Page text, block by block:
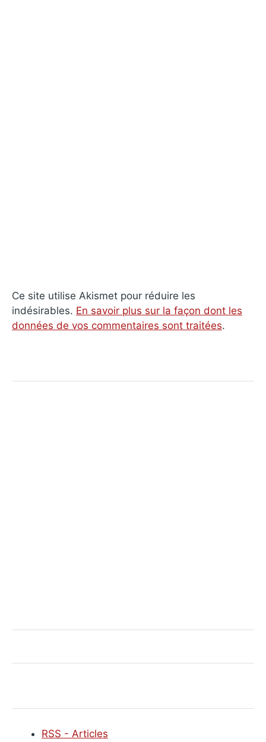
Ce site utilise Akismet pour réduire les
indésirables. En savoir plus sur la façon dont les
données de vos commentaires sont traitées.
RSS - Articles